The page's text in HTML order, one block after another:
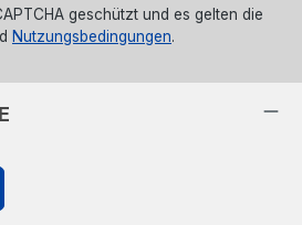
geschützt und es gelten die
Nutzungsbedingungen.